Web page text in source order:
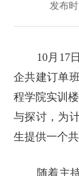
发布
10月17
企共建订单
程学院实训
与探讨，为
生提供一个
随着主